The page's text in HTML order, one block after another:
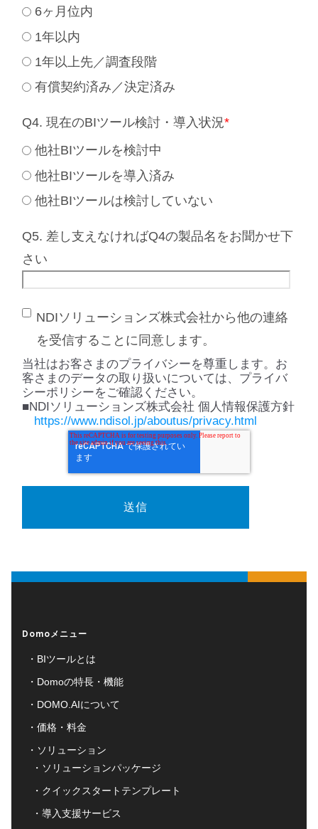
6ヶ月位内
1年以内
1年以上先／調査段階
有償契約済み／決定済み
Q4. 現在のBIツール検討・導入状況*
他社BIツールを検討中
他社BIツールを導入済み
他社BIツールは検討していない
Q5. 差し支えなければQ4の製品名をお聞かせ下
さい
NDIソリューションズ株式会社から他の連絡
を受信することに同意します。
当社はお客さまのプライバシーを尊重します。お
客さまのデータの取り扱いについては、プライバ
シーポリシーをご確認ください。
■NDIソリューションズ株式会社 個人情報保護方針
https://www.ndisol.jp/aboutus/privacy.html
Domoメニュー
BIツールとは
Domoの特長・機能
DOMO.AIについて
価格・料金
ソリューション
ソリューションパッケージ
クイックスタートテンプレート
導入支援サービス